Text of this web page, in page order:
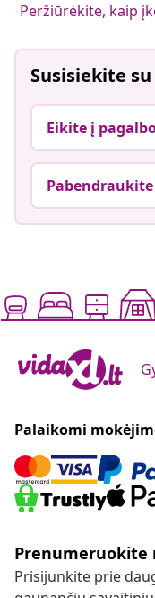
Peržiūrėkite, kaip
Susisiekite
Eikite į
Palaikomi
Prenumeruokite
Prisijunkite prie